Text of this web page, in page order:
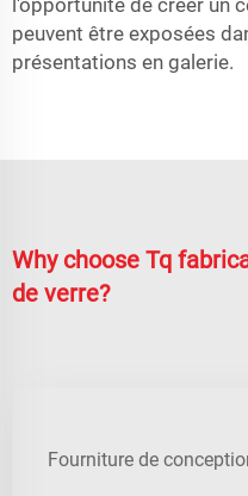
peuvent être exposées
présentations en galerie.
Why choose Tq
de verre?
Fourniture de